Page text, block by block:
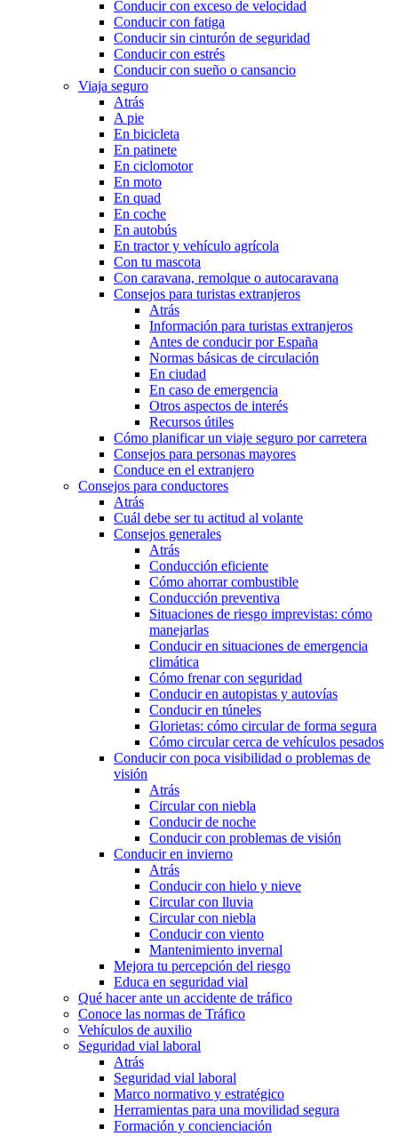
Conducir con exceso de velocidad
Conducir con fatiga
Conducir sin cinturón de seguridad
Conducir con estrés
Conducir con sueño o cansancio
Viaja seguro
Atrás
A pie
En bicicleta
En patinete
En ciclomotor
En moto
En quad
En coche
En autobús
En tractor y vehículo agrícola
Con tu mascota
Con caravana, remolque o autocaravana
Consejos para turistas extranjeros
Atrás
Información para turistas extranjeros
Antes de conducir por España
Normas básicas de circulación
En ciudad
En caso de emergencia
Otros aspectos de interés
Recursos útiles
Cómo planificar un viaje seguro por carretera
Consejos para personas mayores
Conduce en el extranjero
Consejos para conductores
Atrás
Cuál debe ser tu actitud al volante
Consejos generales
Atrás
Conducción eficiente
Cómo ahorrar combustible
Conducción preventiva
Situaciones de riesgo imprevistas: cómo
manejarlas
Conducir en situaciones de emergencia
climática
Cómo frenar con seguridad
Conducir en autopistas y autovías
Conducir en túneles
Glorietas: cómo circular de forma segura
Cómo circular cerca de vehículos pesados
Conducir con poca visibilidad o problemas de
visión
Atrás
Circular con niebla
Conducir de noche
Conducir con problemas de visión
Conducir en invierno
Atrás
Conducir con hielo y nieve
Circular con lluvia
Circular con niebla
Conducir con viento
Mantenimiento invernal
Mejora tu percepción del riesgo
Educa en seguridad vial
Qué hacer ante un accidente de tráfico
Conoce las normas de Tráfico
Vehículos de auxilio
Seguridad vial laboral
Atrás
Seguridad vial laboral
Marco normativo y estratégico
Herramientas para una movilidad segura
Formación y concienciación